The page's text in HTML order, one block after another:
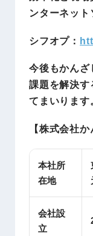
ンターネット
シフオプ：
今後もかんざ
課題を解決す
てまいります
【株式会社か
本社所
在地
会社設
立